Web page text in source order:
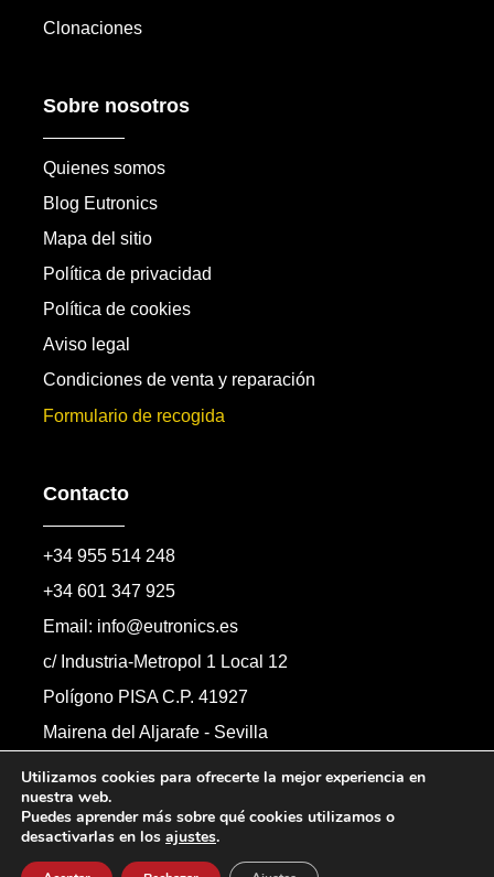
Clonaciones
Sobre nosotros
Quienes somos
Blog Eutronics
Mapa del sitio
Política de privacidad
Política de cookies
Aviso legal
Condiciones de venta y reparación
Formulario de recogida
Contacto
+34 955 514 248
+34 601 347 925
Email: info@eutronics.es
c/ Industria-Metropol 1 Local 12
Polígono PISA C.P. 41927
Mairena del Aljarafe - Sevilla
Formulario de contacto
Utilizamos cookies para ofrecerte la mejor experiencia en
nuestra web.
Puedes aprender más sobre qué cookies utilizamos o
desactivarlas en los ajustes.